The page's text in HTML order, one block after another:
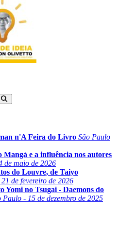
n'A Feira do Livro São Paulo
Mangá e a influência nos autores
de maio de 2026
do Louvre, de Taiyo
de fevereiro de 2026
Yomi no Tsugai - Daemons do
Paulo - 15 de dezembro de 2025